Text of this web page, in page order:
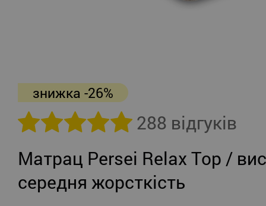
знижка -26%
288 відгуків
Матрац Persei Relax Top /
середня жорсткість